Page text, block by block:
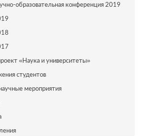
образовательная конференция 2019
«Наука и университеты»
студентов
мероприятия